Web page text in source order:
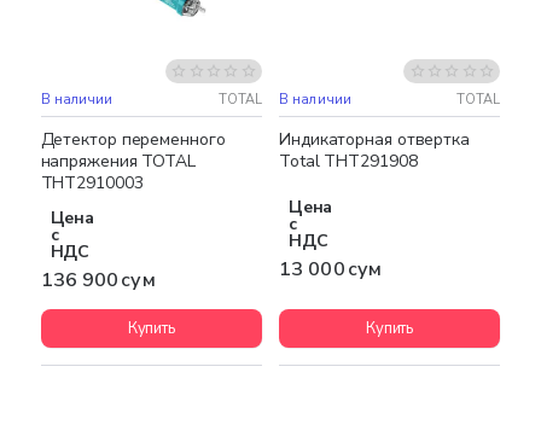
В наличии TOTAL
Детектор переменного
напряжения TOTAL
THT2910003
Цена
с
НДС
136 900 сум
Купить
В наличии TOTAL
Индикаторная отвертка
Total THT291908
Цена
с
НДС
13 000 сум
Купить